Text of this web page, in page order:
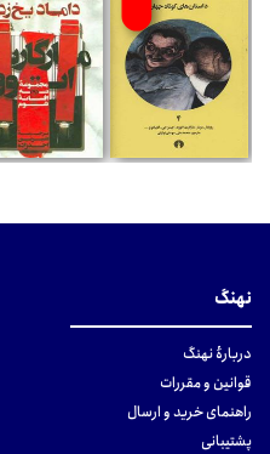
نهنگ
دربارهٔ نهنگ
قوانین و مقررات
راهنمای خرید و ارسال
پشتیبانی